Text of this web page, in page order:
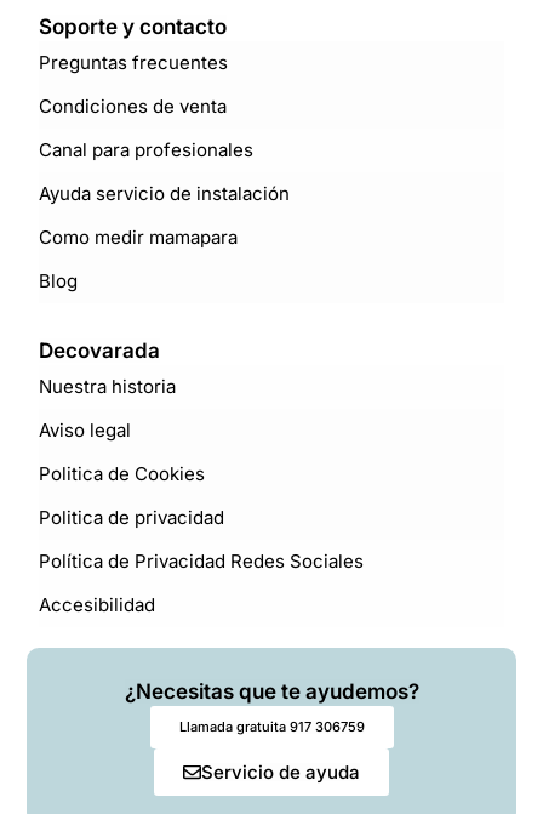
Soporte y contacto
Preguntas frecuentes
Condiciones de venta
Canal para profesionales
Ayuda servicio de instalación
Como medir mamapara
Blog
Decovarada
Nuestra historia
Aviso legal
Politica de Cookies
Politica de privacidad
Política de Privacidad Redes Sociales
Accesibilidad
¿Necesitas que te ayudemos?
Llamada gratuita 917 306759
Servicio de ayuda